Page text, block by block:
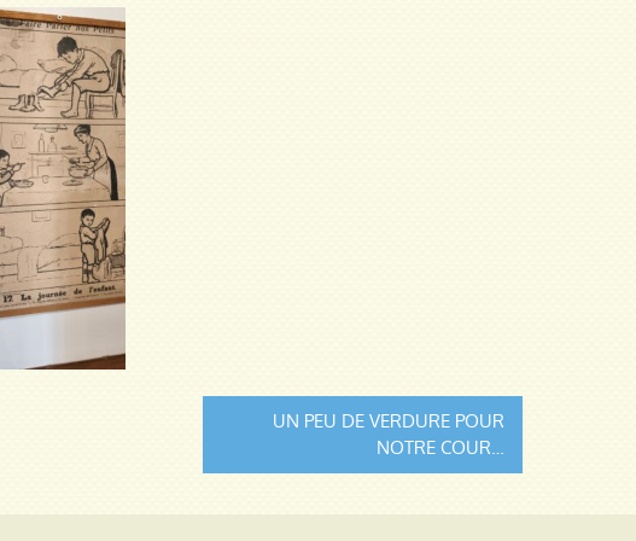
UN PEU DE VERDURE POUR
NOTRE COUR…